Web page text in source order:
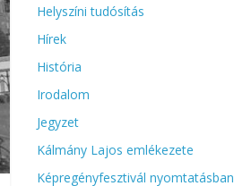
Helyszíni tudósítás
Hírek
História
Irodalom
Jegyzet
Kálmány Lajos emlékezete
Képregényfesztivál nyomtatásban